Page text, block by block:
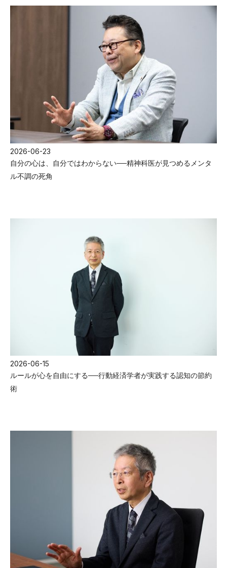
2026-06-23
自分の心は、自分ではわからない──精神科医が見つめるメンタ
ル不調の死角
2026-06-15
ルールが心を自由にする──行動経済学者が実践する認知の節約
術